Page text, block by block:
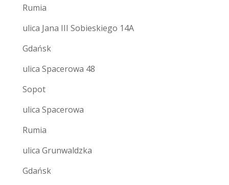
Rumia
ulica Jana III Sobieskiego 14A
Gdańsk
ulica Spacerowa 48
Sopot
ulica Spacerowa
Rumia
ulica Grunwaldzka
Gdańsk